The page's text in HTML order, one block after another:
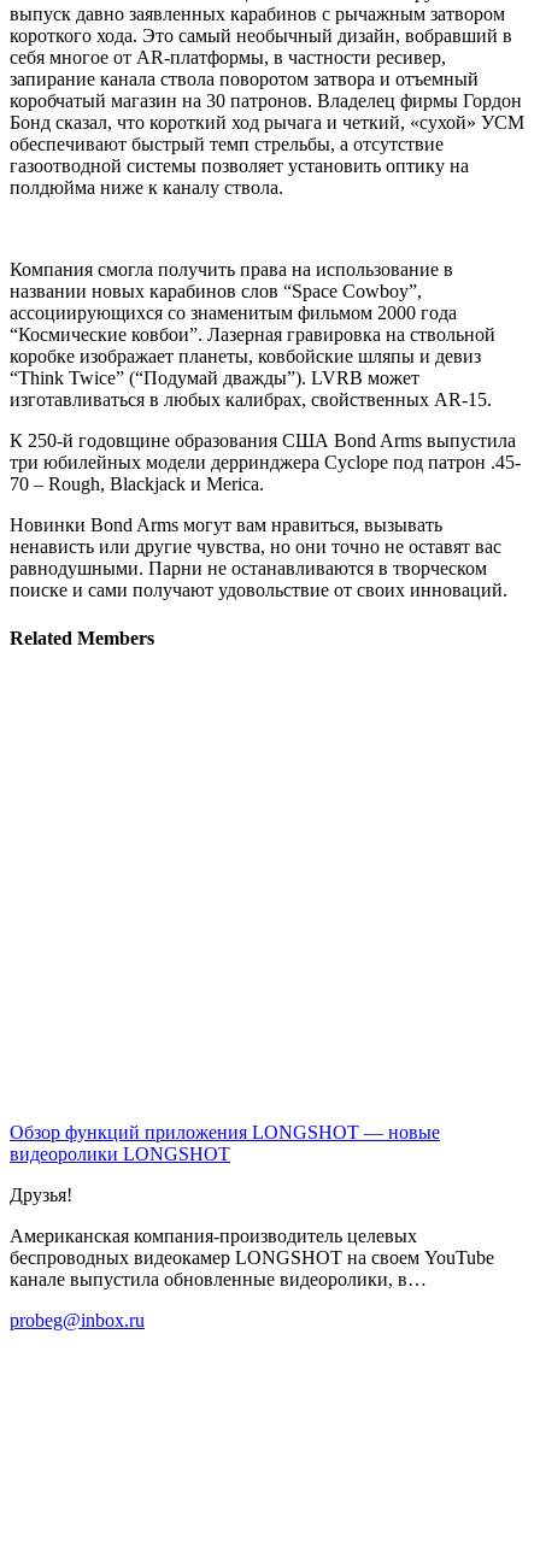
выпуск давно заявленных карабинов с рычажным затвором
короткого хода. Это самый необычный дизайн, вобравший в
себя многое от AR-платформы, в частности ресивер,
запирание канала ствола поворотом затвора и отъемный
коробчатый магазин на 30 патронов. Владелец фирмы Гордон
Бонд сказал, что короткий ход рычага и четкий, «сухой» УСМ
обеспечивают быстрый темп стрельбы, а отсутствие
газоотводной системы позволяет установить оптику на
полдюйма ниже к каналу ствола.
Компания смогла получить права на использование в
названии новых карабинов слов “Space Cowboy”,
ассоциирующихся со знаменитым фильмом 2000 года
“Космические ковбои”. Лазерная гравировка на ствольной
коробке изображает планеты, ковбойские шляпы и девиз
“Think Twice” (“Подумай дважды”). LVRB может
изготавливаться в любых калибрах, свойственных AR-15.
К 250-й годовщине образования США Bond Arms выпустила
три юбилейных модели дерринджера Cyclope под патрон .45-
70 – Rough, Blackjack и Merica.
Новинки Bond Arms могут вам нравиться, вызывать
ненависть или другие чувства, но они точно не оставят вас
равнодушными. Парни не останавливаются в творческом
поиске и сами получают удовольствие от своих инноваций.
Related Members
Обзор функций приложения LONGSHOT — новые
видеоролики LONGSHOT
Друзья!
Американская компания-производитель целевых
беспроводных видеокамер LONGSHOT на своем YouTube
канале выпустила обновленные видеоролики, в…
probeg@inbox.ru